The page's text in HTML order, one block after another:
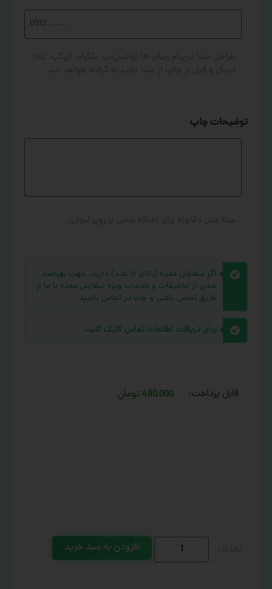
توضیحات چاپ
اگر سفارش عمده (بالای ۱۰ عدد) دارید، جهت بهره‌مند
شدن از تخفیفات و خدمات ویژه سفارش عمده با ما از
طریق تماس تلفنی و چت در تماس باشید.
برای دریافت اطلاعات تماس کلیک کنید.
قابل پرداخت: 490,000 تومان
افزودن به سبد خرید